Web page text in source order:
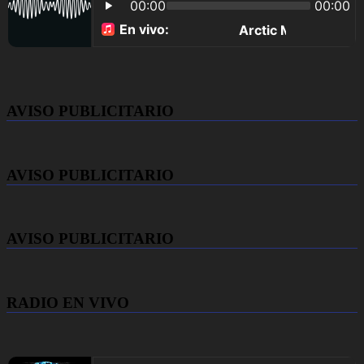
AVISO PUBLICITARIO
AVISO PUBLICITARIO
AVISO PUBLICITARIO
RADIO EN VIVO